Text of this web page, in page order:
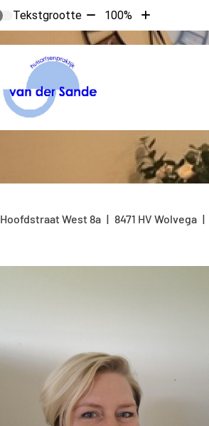
Tekstgrootte Tekst
verkleinen
met
100%
Tekst
vergroten
met
Hoofdstraat West8a 8471 HV Wolvega